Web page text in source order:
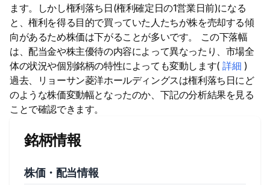
ます。しかし権利落ち日(権利確定日の1営業日前)になる
と、権利を得る目的で買っていた人たちが株を売却する傾
向があるため株価は下がることが多いです。 この下落幅
は、配当金や株主優待の内容によって異なったり、市場全
体の状況や個別銘柄の特性によっても変動します(詳細 )
過去、リョーサン菱洋ホールディングスは権利落ち日にど
のような株価変動幅となったのか、下記の分析結果を見る
ことで確認できます。
銘柄情報
株価・配当情報